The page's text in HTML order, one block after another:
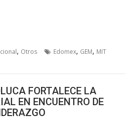
, Otros Edomex, GEM, MIT
FORTALECE LA
EN ENCUENTRO DE